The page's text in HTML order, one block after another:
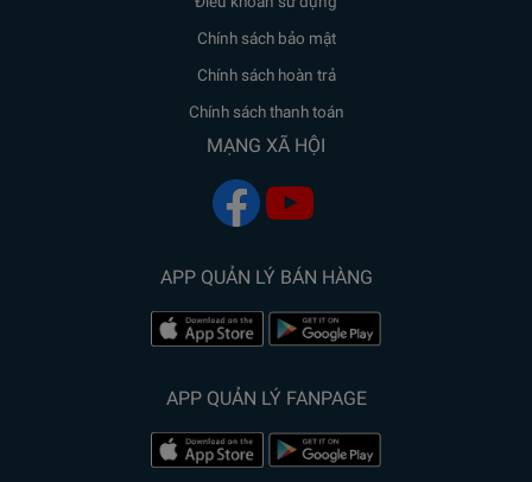
Chính sách bảo mật
Chính sách hoàn trả
Chính sách thanh toán
MẠNG XÃ HỘI
APP QUẢN LÝ BÁN HÀNG
APP QUẢN LÝ FANPAGE